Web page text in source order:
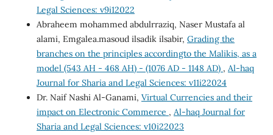
Legal Sciences: v9i12022
Abraheem mohammed abdulrraziq, Naser Mustafa al
alami, Emgalea.masoud ilsadik ilsabir, Grading the
branches on the principles accordingto the Malikis, as a
model (543 AH - 468 AH) - (1076 AD - 1148 AD) , Al-haq
Journal for Sharia and Legal Sciences: v11i22024
Dr. Naif Nashi Al-Ganami, Virtual Currencies and their
impact on Electronic Commerce , Al-haq Journal for
Sharia and Legal Sciences: v10i22023